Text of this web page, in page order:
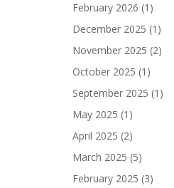
February 2026 (1)
December 2025 (1)
November 2025 (2)
October 2025 (1)
September 2025 (1)
May 2025 (1)
April 2025 (2)
March 2025 (5)
February 2025 (3)